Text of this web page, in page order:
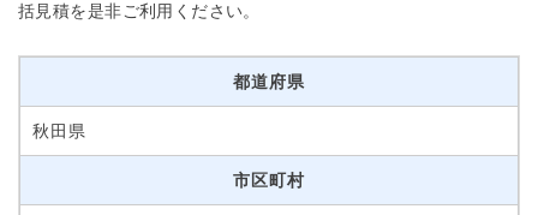
括見積を是非ご利用ください。
都道府県
秋田県
市区町村